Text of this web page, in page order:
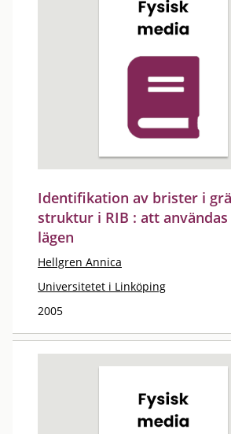
Identifikation av brister i
struktur i RIB : att
lägen
Hellgren Annica
Universitetet i Linköping
2005